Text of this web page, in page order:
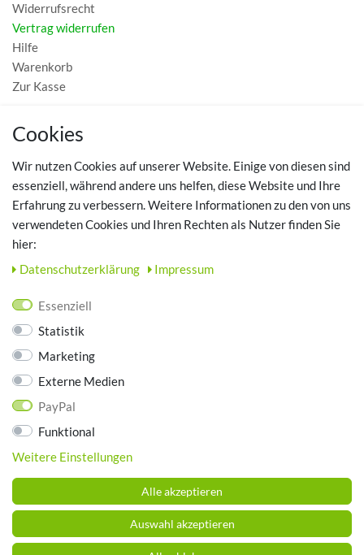
Widerrufsrecht
Vertrag widerrufen
Hilfe
Warenkorb
Zur Kasse
MEIN KONTO
TOP SCHUHTHEMEN
Hausschuhe - Bequeme Schuhe für zuhause
Datenschutz
AGB
Impressum
ZAHLUNGSARTEN
Cookies
Wir nutzen Cookies auf unserer Website. Einige von diesen sind
essenziell, während andere uns helfen, diese Website und Ihre
Erfahrung zu verbessern. Weitere Informationen zu den von uns
verwendeten Cookies und Ihren Rechten als Nutzer finden Sie
hier:
Daten­schutz­erklärung
Impressum
Essenziell
Statistik
Marketing
Externe Medien
PayPal
Funktional
Weitere Einstellungen
Alle akzeptieren
Auswahl akzeptieren